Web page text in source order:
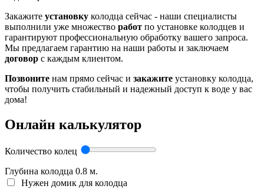
Закажите установку колодца сейчас - наши специалисты
выполнили уже множество работ по установке колодцев и
гарантируют профессиональную обработку вашего запроса.
Мы предлагаем гарантию на наши работы и заключаем
договор с каждым клиентом.
Позвоните нам прямо сейчас и закажите установку колодца,
чтобы получить стабильный и надежный доступ к воде у вас
дома!
Онлайн калькулятор
Количество колец
Глубина колодца 0.8 м.
Нужен домик для колодца